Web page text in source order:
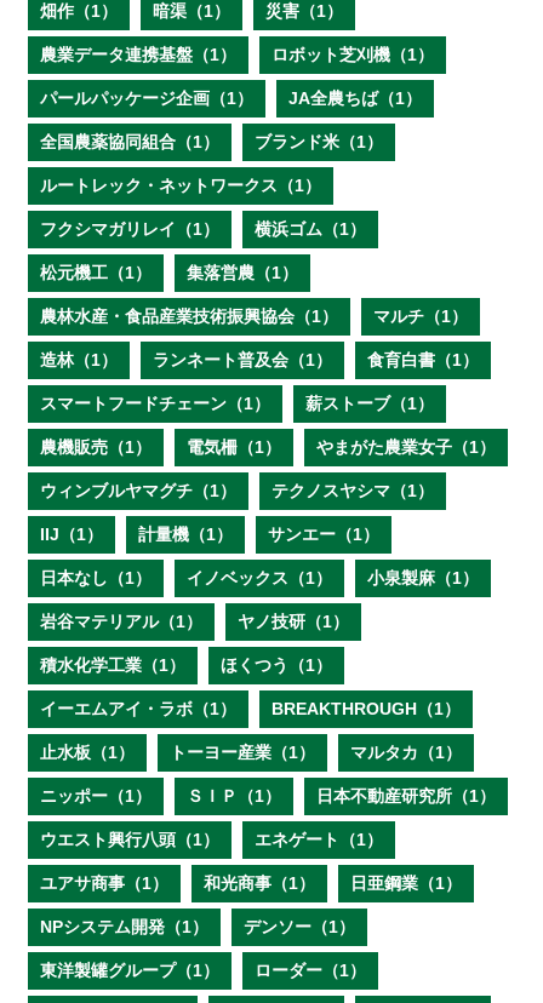
畑作（1） 暗渠（1） 災害（1）
農業データ連携基盤（1） ロボット芝刈機（1）
パールパッケージ企画（1） JA全農ちば（1）
全国農薬協同組合（1） ブランド米（1）
ルートレック・ネットワークス（1）
フクシマガリレイ（1） 横浜ゴム（1）
松元機工（1） 集落営農（1）
農林水産・食品産業技術振興協会（1） マルチ（1）
造林（1） ランネート普及会（1） 食育白書（1）
スマートフードチェーン（1） 薪ストーブ（1）
農機販売（1） 電気柵（1） やまがた農業女子（1）
ウィンブルヤマグチ（1） テクノスヤシマ（1）
IIJ（1） 計量機（1） サンエー（1）
日本なし（1） イノベックス（1） 小泉製麻（1）
岩谷マテリアル（1） ヤノ技研（1）
積水化学工業（1） ほくつう（1）
イーエムアイ・ラボ（1） BREAKTHROUGH（1）
止水板（1） トーヨー産業（1） マルタカ（1）
ニッポー（1） ＳＩＰ（1） 日本不動産研究所（1）
ウエスト興行八頭（1） エネゲート（1）
ユアサ商事（1） 和光商事（1） 日亜鋼業（1）
NPシステム開発（1） デンソー（1）
東洋製罐グループ（1） ローダー（1）